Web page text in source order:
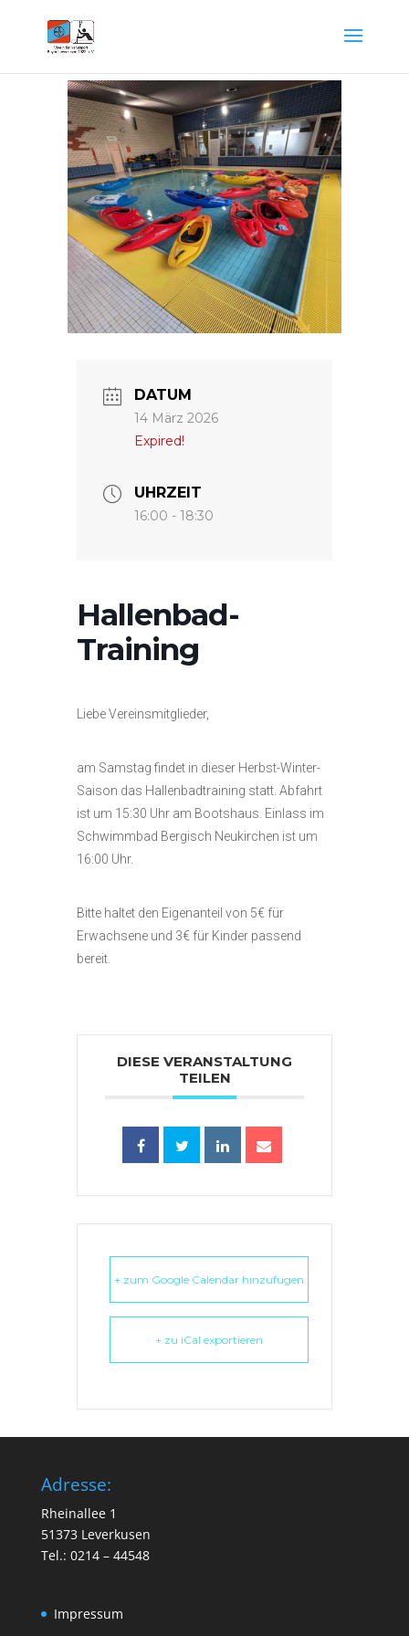
DATUM
14 März 2026
Expired!
UHRZEIT
16:00 - 18:30
Hallenbad-
Training
Liebe Vereinsmitglieder,
am Samstag findet in dieser Herbst-Winter-
Saison das Hallenbadtraining statt. Abfahrt
ist um 15:30 Uhr am Bootshaus. Einlass im
Schwimmbad Bergisch Neukirchen ist um
16:00 Uhr.
Bitte haltet den Eigenanteil von 5€ für
Erwachsene und 3€ für Kinder passend
bereit.
DIESE VERANSTALTUNG
TEILEN
+ zum Google Calendar hinzufügen
+ zu iCal exportieren
Adresse:
Rheinallee 1
51373 Leverkusen
Tel.: 0214 – 44548
Impressum